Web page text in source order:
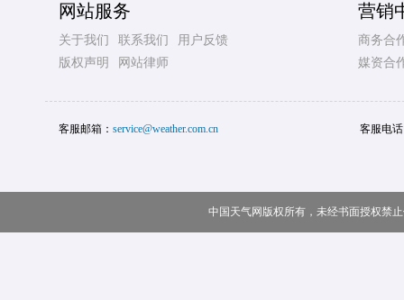
网站服务
关于我们 联系我们
用户反馈
版权声明
网站律师
营销
商务合
媒资合
客服邮箱： service@weather.com.cn 客服电
中国天气网版权所有，未经书面授权